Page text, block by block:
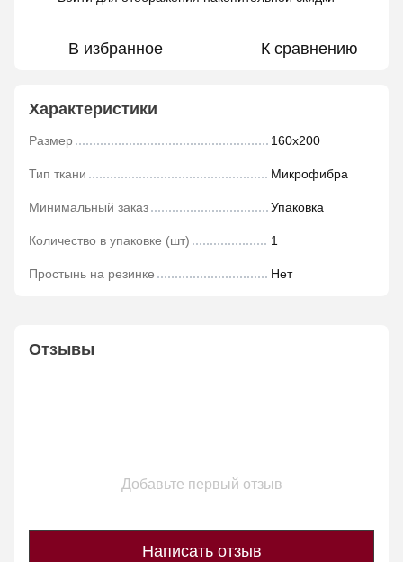
В избранное К сравнению
Характеристики
Размер 160х200
Тип ткани Микрофибра
Минимальный заказ Упаковка
Количество в упаковке (шт) 1
Простынь на резинке Нет
Отзывы
Добавьте первый отзыв
Написать отзыв